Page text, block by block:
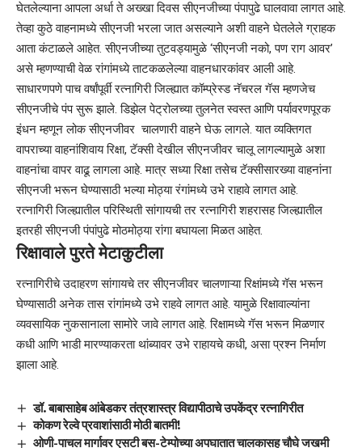
घेतलेल्याना आपला अर्धा ते अख्खा दिवस सीएनजीच्या पंपापुढे घालवावा लागत आहे.
तेव्हा कुठे वाहनामध्ये सीएनजी भरला जात असल्याने अशी वाहने घेतलेले ग्राहक
आता कंटाळले आहेत. सीएनजीच्या तुटवड्यामुळे ‘सीएनजी नको, पण राग आवर’
असे म्हणण्याची वेळ रांगांमध्ये ताटकळलेल्या वाहनधारकांवर आली आहे.
साधारणपणे पाच वर्षांपूर्वी रत्नागिरी जिल्ह्यात कॉम्प्रेस्ड नॅचरल गॅस म्हणजेच
सीएनजीचे पंप सुरू झाले. डिझेल पेट्रोलच्या तुलनेत स्वस्त आणि पर्यावरणपूरक
इंधन म्हणून लोक सीएनजीवर चालणारी वाहने घेऊ लागले. यात व्यक्तिगत
वापराच्या वाहनांशिवाय रिक्षा, टॅक्सी देखील सीएनजीवर चालू लागल्यामुळे अशा
वाहनांचा वापर वाढू लागला आहे. मात्र सध्या रिक्षा तसेच टॅक्सीसारख्या वाहनांना
सीएनजी भरून घेण्यासाठी भल्या मोठ्या रंगांमध्ये उभे राहावे लागत आहे.
रत्नागिरी जिल्ह्यातील परिस्थिती सांगायची तर रत्नागिरी शहरासह जिल्ह्यातील
इतरही सीएनजी पंपांपुढे मोठमोठ्या रांगा बघायला मिळत आहेत.
रिक्षावाले पुरते मेटाकुटीला
रत्नागिरीचे उदाहरण सांगायचे तर सीएनजीवर चालणाऱ्या रिक्षांमध्ये गॅस भरून
घेण्यासाठी अनेक तास रांगांमध्ये उभे राहवे लागत आहे. यामुळे रिक्षावाल्यांना
व्यवसायिक नुकसानाला सामोरे जावे लागत आहे. रिक्षामध्ये गॅस भरून मिळणार
कधी आणि भाडी मारण्याकरता थांब्यावर उभे राहायचे कधी, असा प्रश्न निर्माण
झाला आहे.
डॉ. बाबासाहेब आंबेडकर तंत्रशास्त्र विद्यापीठाचे उपकेंद्र रत्नागिरीत
कोकण रेल्वे प्रवाशांसाठी मोठी बातमी!
ओणी-पाचल मार्गावर एसटी बस-टेम्पोच्या अपघातात चालकासह चौघे जखमी